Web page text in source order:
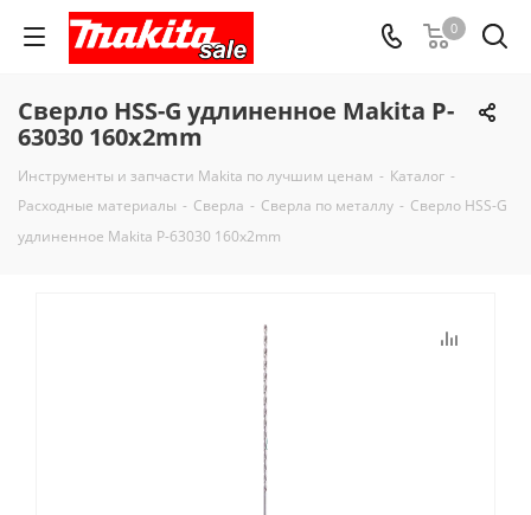
0
Сверло HSS-G удлиненное Makita P-
63030 160x2mm
Инструменты и запчасти Makita по лучшим ценам - Каталог -
Расходные материалы - Сверла - Сверла по металлу - Сверло HSS-G
удлиненное Makita P-63030 160x2mm